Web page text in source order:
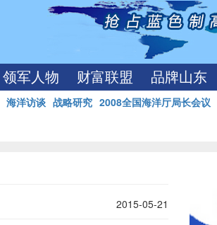
领军人物 财富联盟 品牌山东
海洋访谈 战略研究 2008全国海洋厅局长会议
2015-05-21